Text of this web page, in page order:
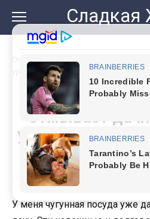
контенту
Сладкая
ура. А вы знаете этот рецепт?
Нашла
отмывает
ура. А вы знаете
У меня чугунная посуда уже